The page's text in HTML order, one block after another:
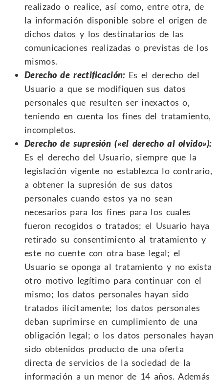
realizado o realice, así como, entre otra, de
la información disponible sobre el origen de
dichos datos y los destinatarios de las
comunicaciones realizadas o previstas de los
mismos.
Derecho de rectificación:Es el derecho del
Usuario a que se modifiquen sus datos
personales que resulten ser inexactos o,
teniendo en cuenta los fines del tratamiento,
incompletos.
Derecho de supresión («el derecho al olvido»):
Es el derecho del Usuario, siempre que la
legislación vigente no establezca lo contrario,
a obtener la supresión de sus datos
personales cuando estos ya no sean
necesarios para los fines para los cuales
fueron recogidos o tratados; el Usuario haya
retirado su consentimiento al tratamiento y
este no cuente con otra base legal; el
Usuario se oponga al tratamiento y no exista
otro motivo legítimo para continuar con el
mismo; los datos personales hayan sido
tratados ilícitamente; los datos personales
deban suprimirse en cumplimiento de una
obligación legal; o los datos personales hayan
sido obtenidos producto de una oferta
directa de servicios de la sociedad de la
información a un menor de 14 años. Además